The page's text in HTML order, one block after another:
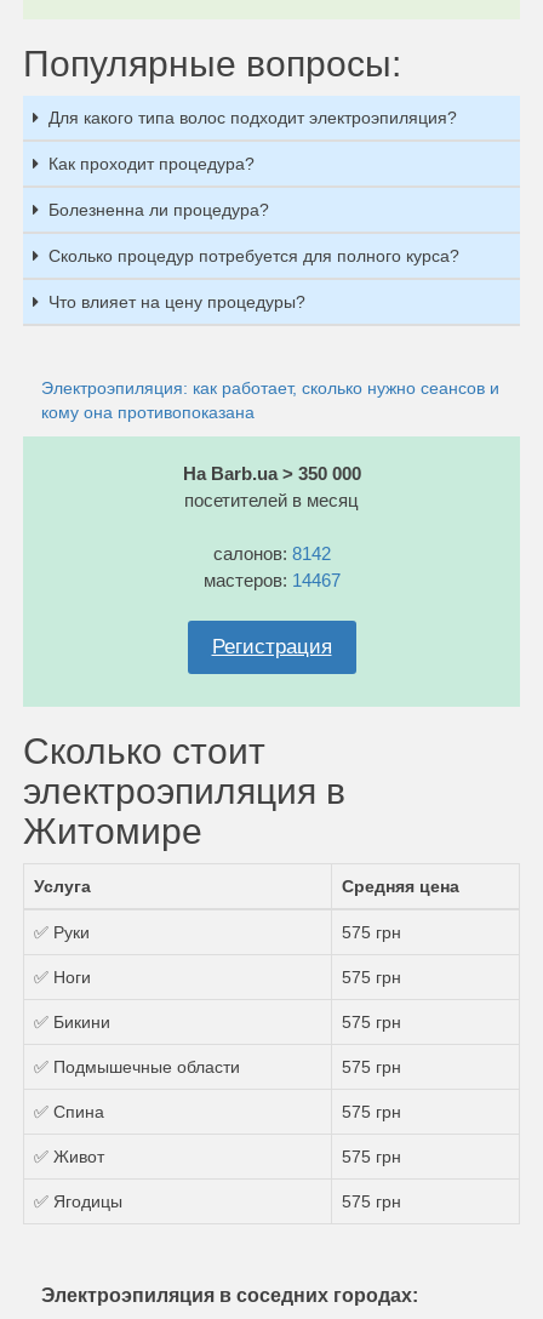
Популярные вопросы:
Для какого типа волос подходит электроэпиляция?
Как проходит процедура?
Болезненна ли процедура?
Сколько процедур потребуется для полного курса?
Что влияет на цену процедуры?
Электроэпиляция: как работает, сколько нужно сеансов и
кому она противопоказана
На Barb.ua > 350 000
посетителей в месяц
салонов: 8142
мастеров: 14467
Регистрация
Сколько стоит
электроэпиляция в
Житомире
Услуга Средняя цена
✅ Руки 575 грн
✅ Ноги 575 грн
✅ Бикини 575 грн
✅ Подмышечные области 575 грн
✅ Спина 575 грн
✅ Живот 575 грн
✅ Ягодицы 575 грн
Электроэпиляция в соседних городах: